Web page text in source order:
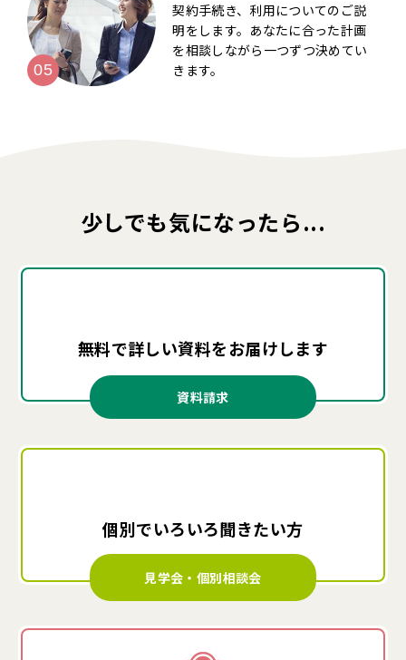
契約手続き、利用についてのご説
明をします。あなたに合った計画
を相談しながら一つずつ決めてい
きます。
少しでも気になったら...
無料で詳しい資料をお届けします
資料請求
個別でいろいろ聞きたい方
見学会・個別相談会